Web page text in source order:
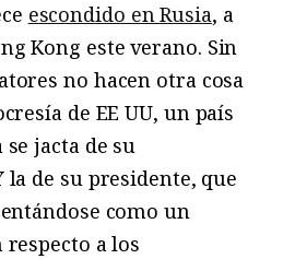
escondido en Rusia, a
Kong este verano. Sin
no hacen otra cosa
de EE UU, un país
jacta de su
la de su presidente, que
como un
a los